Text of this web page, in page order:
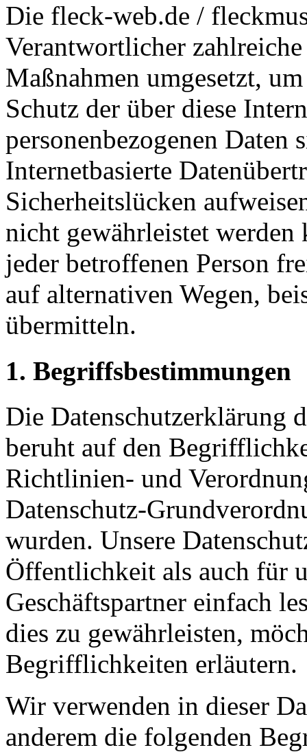
Die fleck-web.de /
Verantwortlicher
Maßnahmen umgesetzt,
Schutz der über diese
personenbezogenen Daten
Internetbasierte
Sicherheitslücken
nicht gewährleistet werden
jeder betroffenen Person
auf alternativen Wegen,
übermitteln.
1. Begriffsbestimmungen
Die Datenschutzerklärung
beruht auf den
Richtlinien- und
Datenschutz-
wurden. Unsere
Öffentlichkeit als auch für
Geschäftspartner einfach
dies zu gewährleisten,
Begrifflichkeiten erläutern.
Wir verwenden in dieser
anderem die folgenden